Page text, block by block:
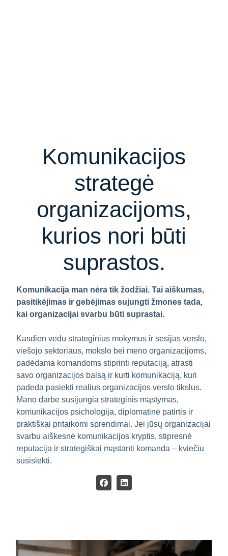
Komunikacijos
strategė
organizacijoms,
kurios nori būti
suprastos.
Komunikacija man nėra tik žodžiai. Tai aiškumas,
pasitikėjimas ir gebėjimas sujungti žmones tada,
kai organizacijai svarbu būti suprastai.
Kasdien vedu strateginius mokymus ir sesijas verslo,
viešojo sektoriaus, mokslo bei meno organizacijoms,
padėdama komandoms stiprinti reputaciją, atrasti
savo organizacijos balsą ir kurti komunikaciją, kuri
padeda pasiekti realius organizacijos verslo tikslus.
Mano darbe susijungia strateginis mąstymas,
komunikacijos psichologija, diplomatinė patirtis ir
praktiškai pritaikomi sprendimai. Jei jūsų organizacijai
svarbu aiškesnė komunikacijos kryptis, stipresnė
reputacija ir strategiškai mąstanti komanda – kviečiu
susisiekti.